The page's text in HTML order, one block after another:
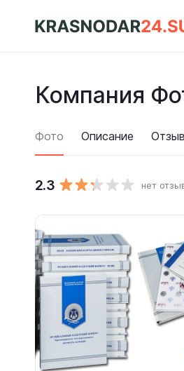
Компания
Фото Описание
2.3 нет